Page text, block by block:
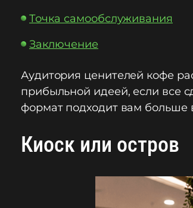
Точка самообслуживания
Заключение
Аудитория ценителей кофе
прибыльной идеей, если все
формат подходит вам больше
Киоск или остров